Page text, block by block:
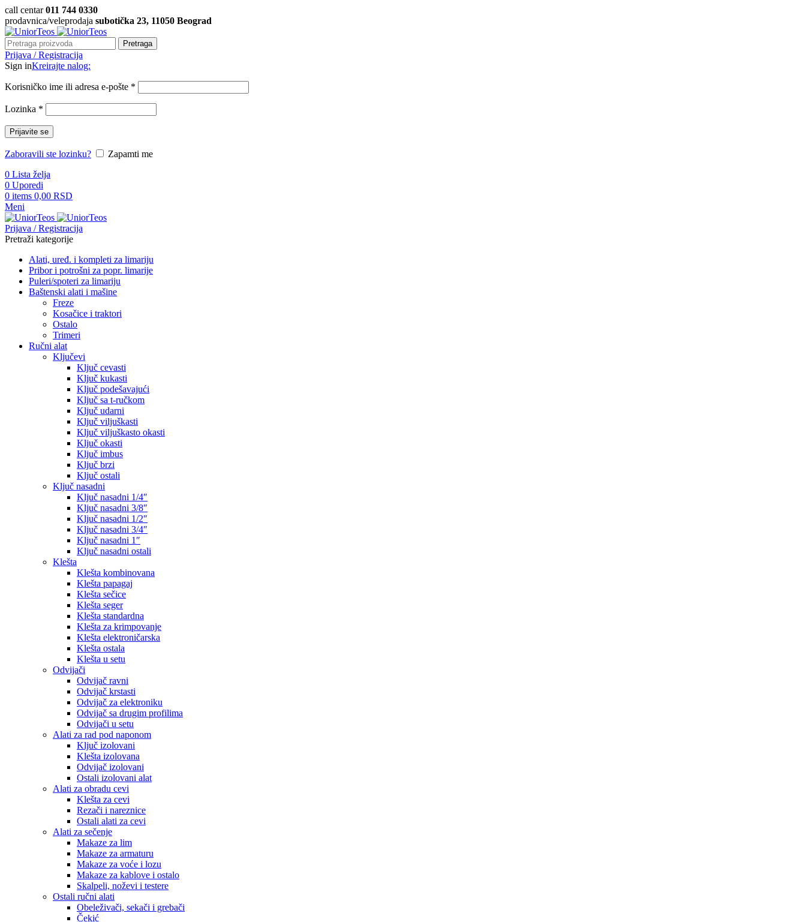
call centar011 744 0330
prodavnica/veleprodaja subotička 23, 11050 Beograd
Pretraga
Prijava / Registracija
Sign inKreirajte nalog:
Korisničko ime ili adresa e-pošte *
Lozinka *
Prijavite se
Zaboravili ste lozinku?
Zapamti me
0 Lista želja
0 Uporedi
0 items 0,00 RSD
Meni
Prijava / Registracija
Pretraži kategorije
Alati, uređ. i kompleti za limariju
Pribor i potrošni za popr. limarije
Puleri/spoteri za limariju
Baštenski alati i mašine
Freze
Kosačice i traktori
Ostalo
Trimeri
Ručni alat
Ključevi
Ključ cevasti
Ključ kukasti
Ključ podešavajući
Ključ sa t-ručkom
Ključ udarni
Ključ viljuškasti
Ključ viljuškasto okasti
Ključ okasti
Ključ imbus
Ključ brzi
Ključ ostali
Ključ nasadni
Ključ nasadni 1/4″
Ključ nasadni 3/8″
Ključ nasadni 1/2″
Ključ nasadni 3/4″
Ključ nasadni 1″
Ključ nasadni ostali
Klešta
Klešta kombinovana
Klešta papagaj
Klešta sečice
Klešta seger
Klešta standardna
Klešta za krimpovanje
Klešta elektroničarska
Klešta ostala
Klešta u setu
Odvijači
Odvijač ravni
Odvijač krstasti
Odvijač za elektroniku
Odvijač sa drugim profilima
Odvijači u setu
Alati za rad pod naponom
Ključ izolovani
Klešta izolovana
Odvijač izolovani
Ostali izolovani alat
Alati za obradu cevi
Klešta za cevi
Rezači i nareznice
Ostali alati za cevi
Alati za sečenje
Makaze za lim
Makaze za armaturu
Makaze za voće i lozu
Makaze za kablove i ostalo
Skalpeli, noževi i testere
Ostali ručni alati
Obeleživači, sekači i grebači
Čekić